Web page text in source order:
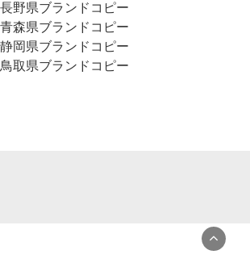
長野県ブランドコピー
青森県ブランドコピー
静岡県ブランドコピー
鳥取県ブランドコピー